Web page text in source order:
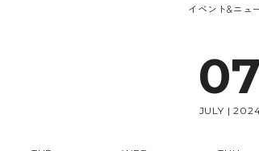
イベント&ニュ
07
JULY |